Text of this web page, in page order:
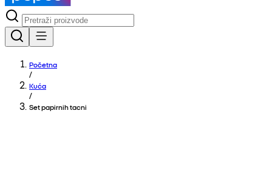
Početna
/
Kuća
/
Set papirnih tacni